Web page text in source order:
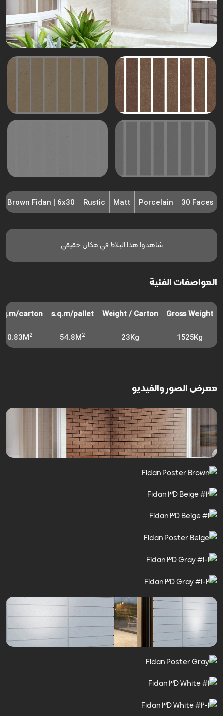
30 Faces
Porcelain
Matt
Rustic
Brown Fidan | 6x30
شاهدوا هذا البلاط في مكان حقيقي
المواصفات الفنية
Gross Weight
Weight / Carton
s.q.m/pallet
carton
1525Kg
23Kg
54.8M2
0.83M2
معرض الصور والفيديو